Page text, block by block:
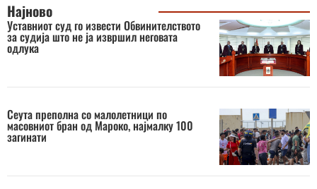
Најново
Уставниот суд го извести Обвинителството
за судија што не ја извршил неговата
одлука
Сеута преполна со малолетници по
масовниот бран од Мароко, најмалку 100
загинати